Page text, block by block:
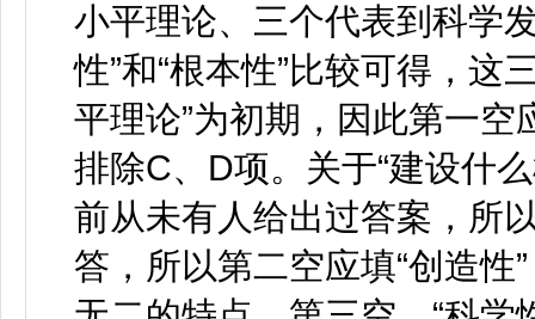
小平理论、三个代表到科学
性”和“根本性”比较可得，这
平理论”为初期，因此第一空
排除C、D项。关于“建设什
前从未有人给出过答案，所
答，所以第二空应填“创造性